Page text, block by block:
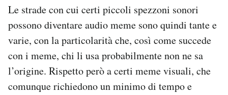
Le strade con cui certi piccoli spezzoni sonori
possono diventare audio meme sono quindi tante e
varie, con la particolarità che, così come succede
con i meme, chi li usa probabilmente non ne sa
l’origine. Rispetto però a certi meme visuali, che
comunque richiedono un minimo di tempo e